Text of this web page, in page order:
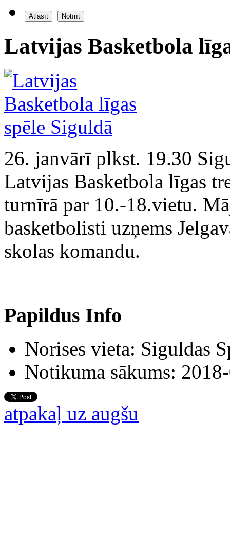
Latvijas Basketbola
26. janvārī plkst. 19.30
Latvijas Basketbola līgas
turnīrā par 10.-18.vietu.
basketbolisti uzņems
skolas komandu.
Papildus Info
Norises vieta: Siguldas
Notikuma sākums:
atpakaļ uz augšu